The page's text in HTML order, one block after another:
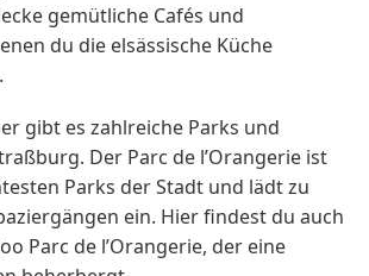
gemütliche Cafés und
du die elsässische Küche
gibt es zahlreiche Parks und
Der Parc de l’Orangerie ist
Parks der Stadt und lädt zu
ein. Hier findest du auch
Parc de l’Orangerie, der eine